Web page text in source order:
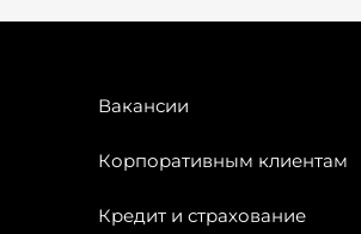
Вакансии
Корпоративным клиентам
Кредит и страхование